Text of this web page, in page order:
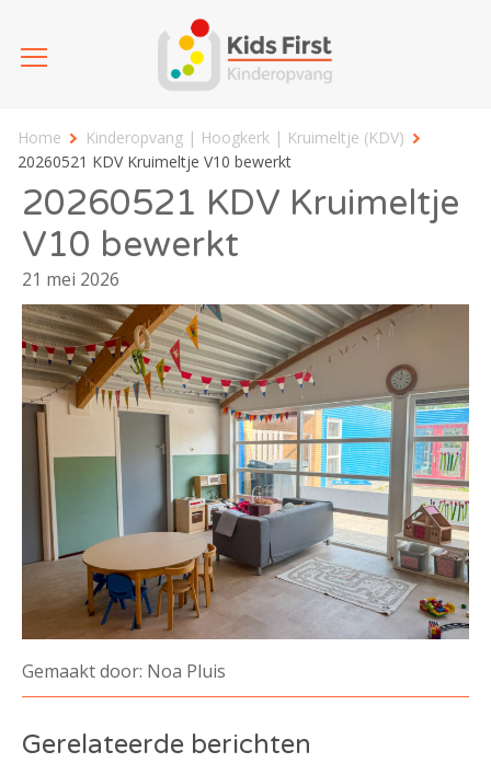
Home
Kinderopvang | Hoogkerk | Kruimeltje (KDV)
20260521 KDV Kruimeltje V10 bewerkt
20260521 KDV Kruimeltje
V10 bewerkt
21 mei 2026
Gemaakt door: Noa Pluis
Gerelateerde berichten